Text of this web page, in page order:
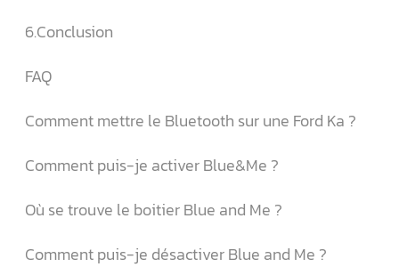
6.Conclusion
FAQ
Comment mettre le Bluetooth sur une Ford Ka ?
Comment puis-je activer Blue&Me ?
Où se trouve le boitier Blue and Me ?
Comment puis-je désactiver Blue and Me ?